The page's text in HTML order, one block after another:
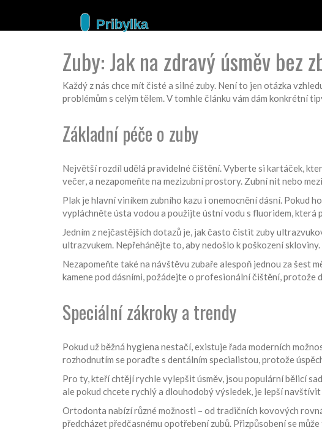
Zuby: Jak na zdravý úsměv bez
Každý z nás chce mít čisté a silné zuby. Není to jen otázka
problémům s celým tělem. V tomhle článku vám dám konkrétní
Základní péče o zuby
Největší rozdíl udělá pravidelné čištění. Vyberte si kartáček,
večer, a nezapomeňte na mezizubní prostory. Zubní nit nebo
Plak je hlavní viníkem zubního kazu i onemocnění dásní.
vypláchněte ústa vodou a použijte ústní vodu s fluoridem, která
Jedním z nejčastějších dotazů je, jak často čistit zuby
ultrazvukem. Nepřehánějte to, aby nedošlo k poškození skloviny.
Nezapomeňte také na návštěvu zubaře alespoň jednou za šest
kamene pod dásními, požádejte o profesionální čištění, protože
Speciální zákroky a trendy
Pokud už běžná hygiena nestačí, existuje řada moderních
rozhodnutím se poraďte s dentálním specialistou, protože
Pro ty, kteří chtějí rychle vylepšit úsměv, jsou populární bělicí
ale pokud chcete rychlý a dlouhodobý výsledek, je lepší
Ortodonta nabízí různé možnosti – od tradičních kovových
předcházet předčasnému opotřebení zubů. Přizpůsobení se